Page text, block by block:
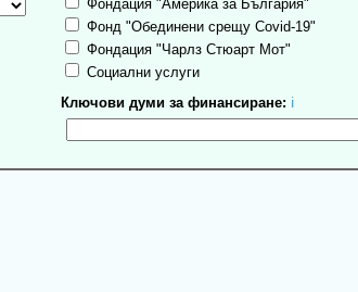
Фондация "Америка за България"
Фонд "Обединени срещу Covid-19"
Фондация "Чарлз Стюарт Мот"
Социални услуги
Ключови думи за финансиране: ℹ